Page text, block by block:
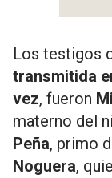
Los testigos
transmitida
vez, fueron
materno del
Peña, primo
Noguera,